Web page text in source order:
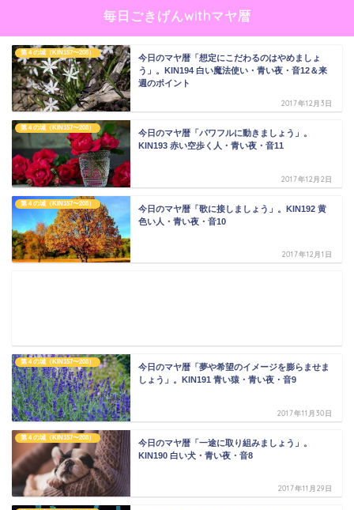
毎日ごきげんwithマヤ暦
第４の城（KIN157〜208）
今日のマヤ暦「想定にこだわるのはやめましょ
う」。KIN194 白い魔法使い・青い夜・音12＆来
週のポイント
2017年12月3日
第４の城（KIN157〜208）
今日のマヤ暦「パワフルに動きましょう」。
KIN193 赤い空歩く人・青い夜・音11
2017年12月2日
第４の城（KIN157〜208）
今日のマヤ暦「歌に接しましょう」。KIN192 黄
色い人・青い夜・音10
2017年12月1日
第４の城（KIN157〜208）
今日のマヤ暦「夢や希望のイメージを膨らませま
しょう」。KIN191 青い猿・青い夜・音9
2017年11月30日
第４の城（KIN157〜208）
今日のマヤ暦「一途に取り組みましょう」。
KIN190 白い犬・青い夜・音8
2017年11月29日